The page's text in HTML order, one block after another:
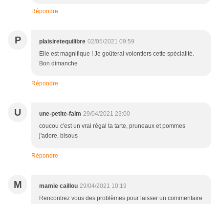
Répondre
P plaisiretequilibre 02/05/2021 09:59
Elle est magnifique ! Je goûterai volontiers cette spécialité.
Bon dimanche
Répondre
U une-petite-faim 29/04/2021 23:00
coucou c'est un vrai régal ta tarte, pruneaux et pommes
j'adore, bisous
Répondre
M mamie caillou 29/04/2021 10:19
Rencontrez vous des problèmes pour laisser un commentaire